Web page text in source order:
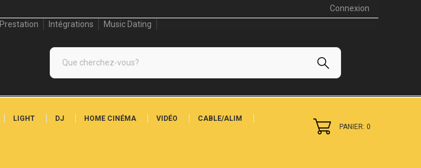
Connexion
Prestation Intégrations Music Dating
LIGHT DJ HOME CINÉMA VIDÉO CABLE/ALIM
PANIER: 0